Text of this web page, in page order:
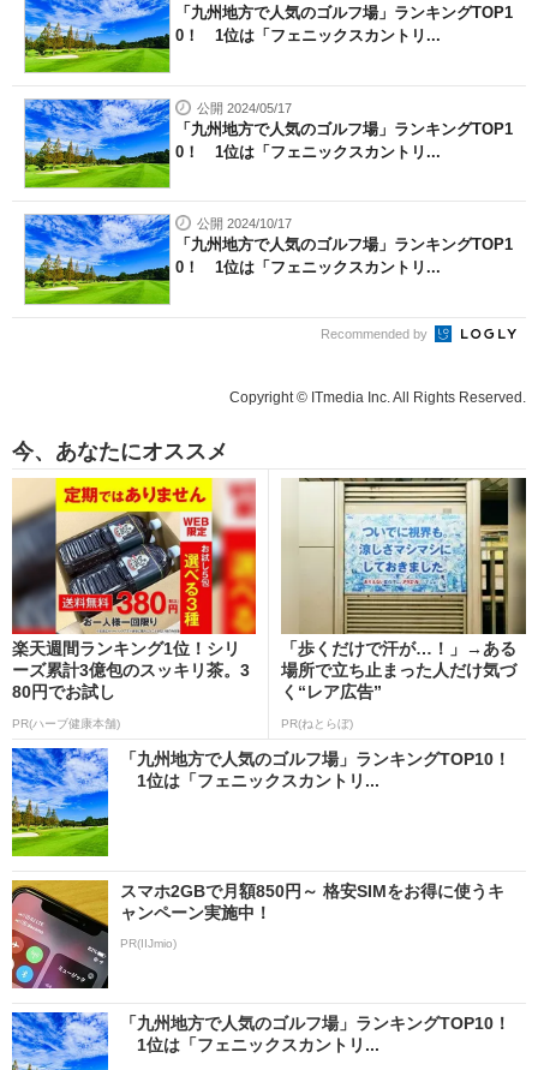
「九州地方で人気のゴルフ場」ランキングTOP1
0！ 1位は「フェニックスカントリ...
公開 2024/05/17
「九州地方で人気のゴルフ場」ランキングTOP1
0！ 1位は「フェニックスカントリ...
公開 2024/10/17
「九州地方で人気のゴルフ場」ランキングTOP1
0！ 1位は「フェニックスカントリ...
Recommended by
Copyright © ITmedia Inc. All Rights Reserved.
今、あなたにオススメ
楽天週間ランキング1位！シリ
ーズ累計3億包のスッキリ茶。3
80円でお試し
PR(ハーブ健康本舗)
「歩くだけで汗が…！」→ある
場所で立ち止まった人だけ気づ
く“レア広告”
PR(ねとらぼ)
「九州地方で人気のゴルフ場」ランキングTOP10！
1位は「フェニックスカントリ...
スマホ2GBで月額850円～ 格安SIMをお得に使うキ
ャンペーン実施中！
PR(IIJmio)
「九州地方で人気のゴルフ場」ランキングTOP10！
1位は「フェニックスカントリ...